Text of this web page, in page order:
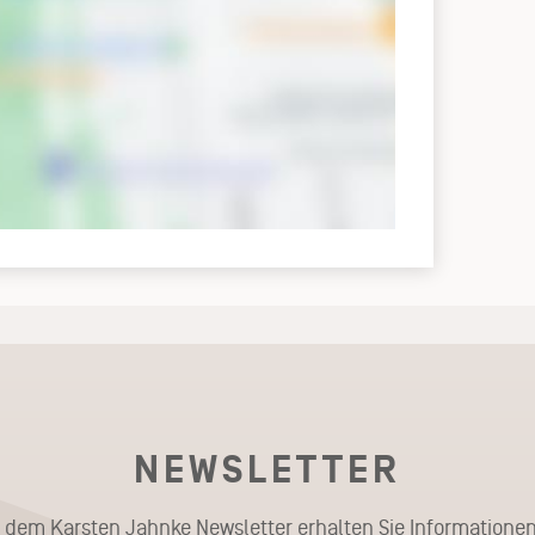
NEWSLETTER
dem Karsten Jahnke Newsletter erhalten Sie